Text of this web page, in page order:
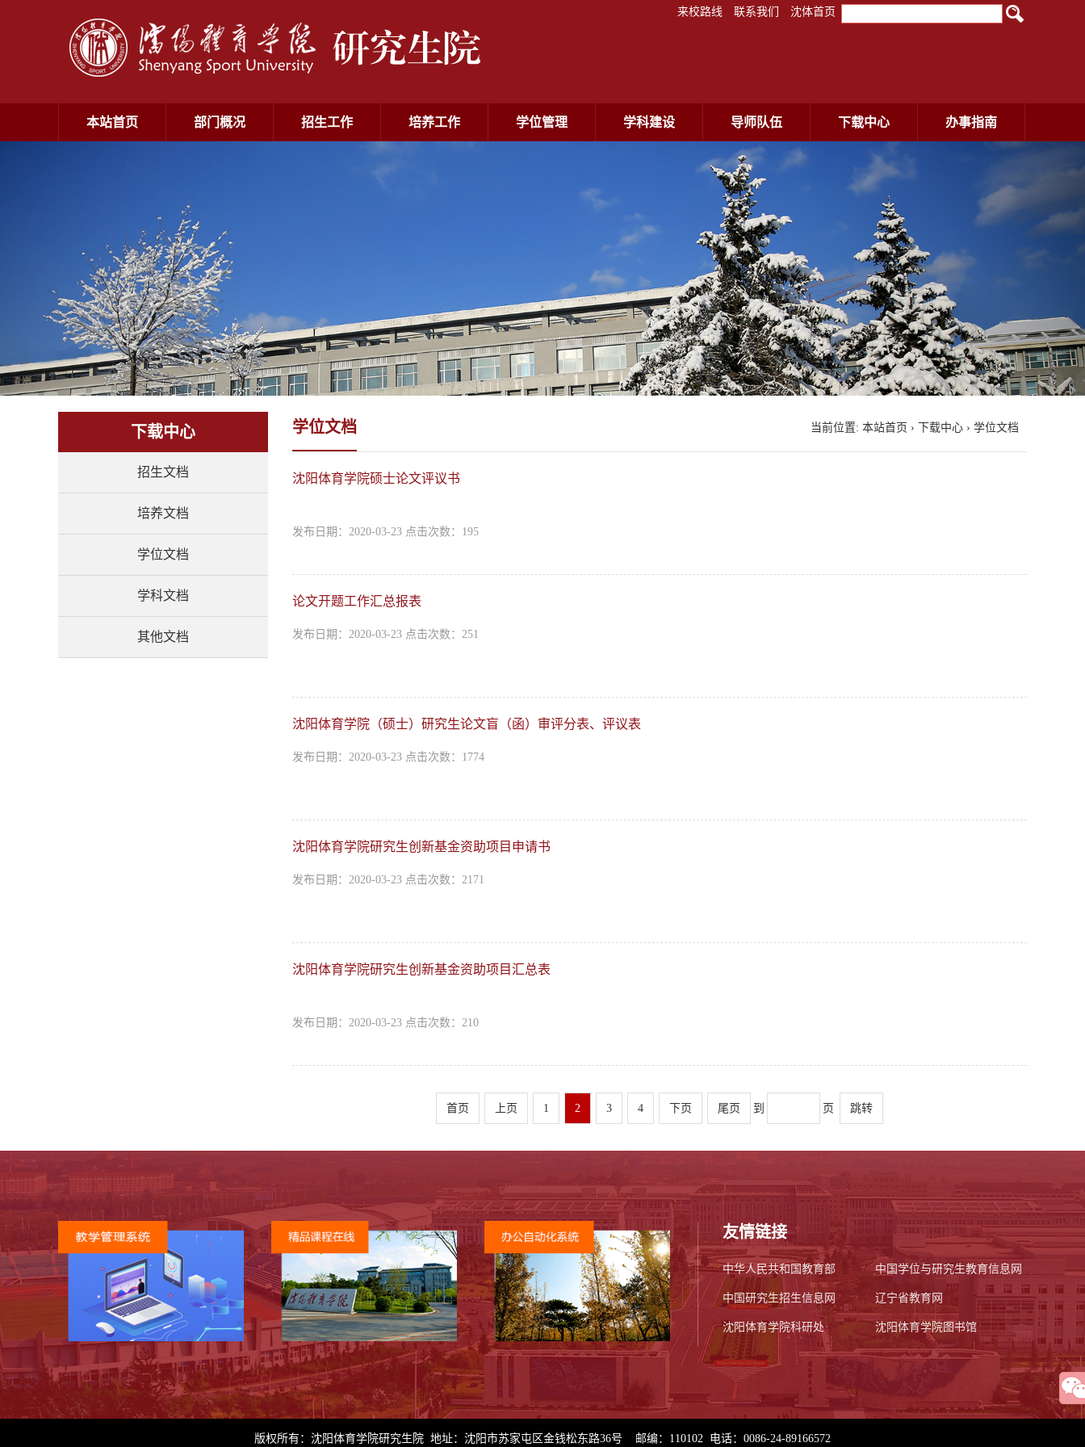
来校路线 联系我们 沈体首页
本站首页 部门概况 招生工作 培养工作 学位管理 学科建设 导师队伍 下载中心 办事指南
下载中心
招生文档
培养文档
学位文档
学科文档
其他文档
学位文档 当前位置: 本站首页 › 下载中心 › 学位文档
沈阳体育学院硕士论文评议书
发布日期：2020-03-23 点击次数： 195
论文开题工作汇总报表
发布日期：2020-03-23 点击次数： 251
沈阳体育学院（硕士）研究生论文盲（函）审评分表、评议表
发布日期：2020-03-23 点击次数： 1774
沈阳体育学院研究生创新基金资助项目申请书
发布日期：2020-03-23 点击次数： 2171
沈阳体育学院研究生创新基金资助项目汇总表
发布日期：2020-03-23 点击次数： 210
首页 上页 1 2 3 4 下页 尾页 到 页 跳转
友情链接
中华人民共和国教育部 中国学位与研究生教育信息网
中国研究生招生信息网 辽宁省教育网
沈阳体育学院科研处 沈阳体育学院图书馆
版权所有：沈阳体育学院研究生院 地址：沈阳市苏家屯区金钱松东路36号 邮编：110102 电话：0086-24-89166572